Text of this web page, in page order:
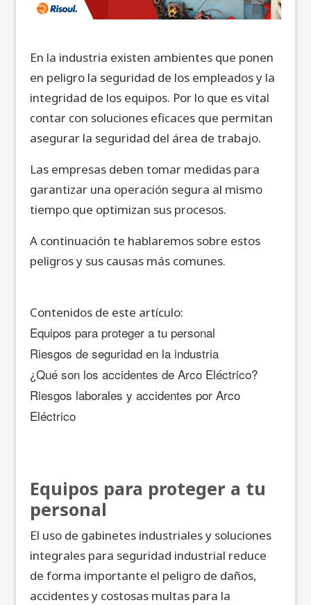
En la industria existen ambientes que ponen
en peligro la seguridad de los empleados y la
integridad de los equipos. Por lo que es vital
contar con soluciones eficaces que permitan
asegurar la seguridad del área de trabajo.
Las empresas deben tomar medidas para
garantizar una operación segura al mismo
tiempo que optimizan sus procesos.
A continuación te hablaremos sobre estos
peligros y sus causas más comunes.
Contenidos de este artículo:
Equipos para proteger a tu personal
Riesgos de seguridad en la industria
¿Qué son los accidentes de Arco Eléctrico?
Riesgos laborales y accidentes por Arco
Eléctrico
Equipos para proteger a tu
personal
El uso de gabinetes industriales y soluciones
integrales para seguridad industrial reduce
de forma importante el peligro de daños,
accidentes y costosas multas para la